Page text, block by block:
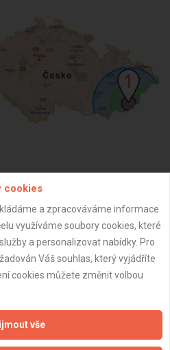
ARES dne 02.12.2025 05:00:02
a řemeslníci
osobních údajů
cookies
a zpracováváme informace
využíváme soubory cookies, které
a personalizovat nabídky. Pro
Váš souhlas, který vyjádříte
cookies můžete změnit volbou
vše